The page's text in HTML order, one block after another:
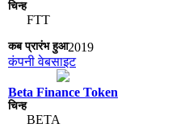
FTT
2019
कंपनी वेबसाइट
Beta Finance Token
BETA